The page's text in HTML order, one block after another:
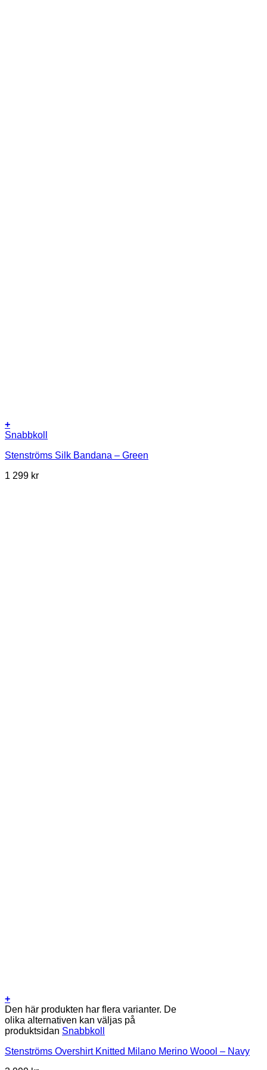
+
Snabbkoll
Stenströms Silk Bandana – Green
1 299 kr
+
Den här produkten har flera varianter. De
olika alternativen kan väljas på
produktsidan Snabbkoll
Stenströms Overshirt Knitted Milano Merino Woool – Navy